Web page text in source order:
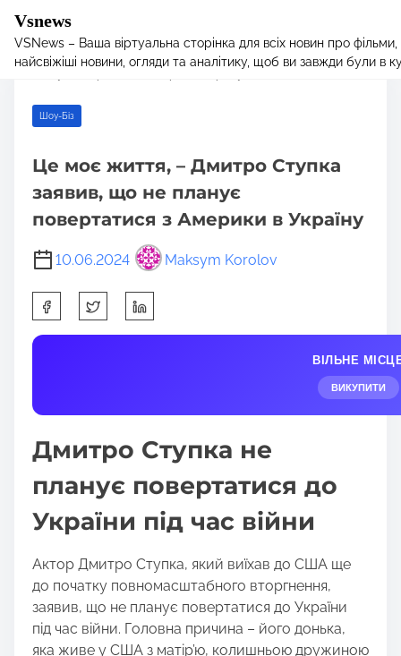
Vsnews
VSNews – Ваша віртуальна сторінка для всіх новин про
найсвіжіші новини, огляди та аналітику, щоб ви завжди були в
Home/Шоу-Біз/ Це моє життя, – Дмитро Ступка заявив, що не
Шоу-Біз
Це моє життя, – Дмитро Ступка
заявив, що не планує
повертатися з Америки в Україну
10.06.2024 Maksym Korolov
h
a
t
i
p
o
t
o
n
:
ВІЛЬНЕ
ВИКУПИТИ
Дмитро Ступка не
планує повертатися до
України під час війни
Актор Дмитро Ступка, який виїхав до США ще
до початку повномасштабного вторгнення,
заявив, що не планує повертатися до України
під час війни. Головна причина – його донька,
яка живе у США з матір’ю, колишньою дружиною